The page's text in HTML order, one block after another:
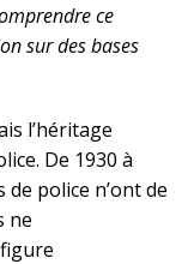
ce
sur des bases
l’héritage
De 1930 à
police n’ont de
ne